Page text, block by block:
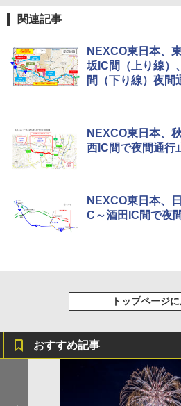
球の歩き方A ヨ
￥2,479
ュ(BC仕様)
￥9,990
イド ブラックコ
ッシュ 4人用 簡
ATCW-150B エ
き
￥6,459
コンパクト
関連記事
NEXCO東日本、
坂IC間（上り線）
間（下り線）夜間
NEXCO東日本、
西IC間で夜間通行
NEXCO東日本、
C～酒田IC間で夜
トップページ
おすすめ記事